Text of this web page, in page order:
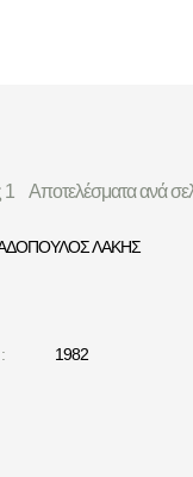
Αποτελέσματα ανά
ΛΑΚΗΣ
1982